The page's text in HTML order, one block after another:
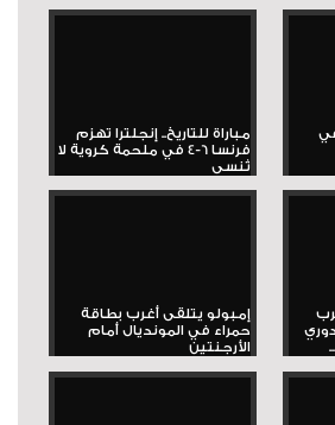
مباراة للتاريخ.. إنجلترا تهزم
فرنسا 6-4 في ملحمة كروية لا
تُنسى
إمبولو يتلقى أغرب بطاقة
حمراء في المونديال أمام
الأرجنتين